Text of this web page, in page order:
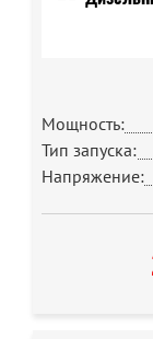
Мощность:
Тип запуска:
Напряжение: